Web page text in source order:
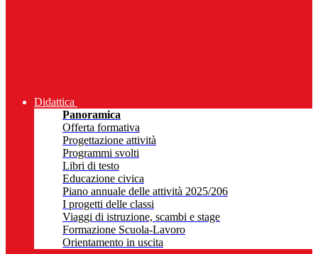
Didattica
Panoramica
Offerta formativa
Progettazione attività
Programmi svolti
Libri di testo
Educazione civica
Piano annuale delle attività 2025/206
I progetti delle classi
Viaggi di istruzione, scambi e stage
Formazione Scuola-Lavoro
Orientamento in uscita